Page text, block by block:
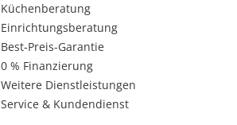
Küchenberatung
Einrichtungsberatung
Best-Preis-Garantie
0 % Finanzierung
Weitere Dienstleistungen
Service & Kundendienst